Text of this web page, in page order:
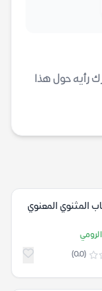
رأيه حول هذا
المثنوي المعنوي
(0.0)